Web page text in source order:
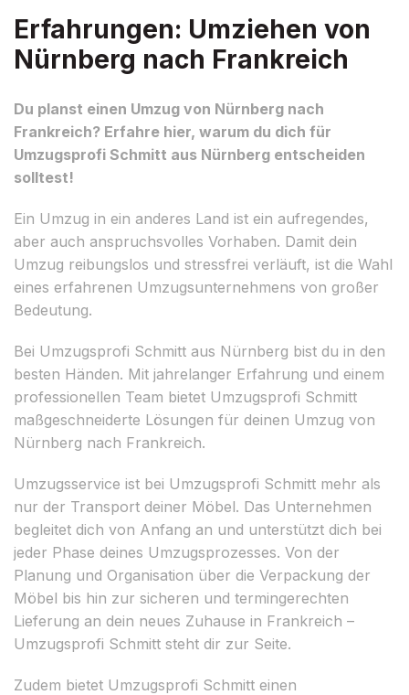
Erfahrungen: Umziehen von
Nürnberg nach Frankreich
Du planst einen Umzug von Nürnberg nach
Frankreich? Erfahre hier, warum du dich für
Umzugsprofi Schmitt aus Nürnberg entscheiden
solltest!
Ein Umzug in ein anderes Land ist ein aufregendes,
aber auch anspruchsvolles Vorhaben. Damit dein
Umzug reibungslos und stressfrei verläuft, ist die Wahl
eines erfahrenen Umzugsunternehmens von großer
Bedeutung.
Bei Umzugsprofi Schmitt aus Nürnberg bist du in den
besten Händen. Mit jahrelanger Erfahrung und einem
professionellen Team bietet Umzugsprofi Schmitt
maßgeschneiderte Lösungen für deinen Umzug von
Nürnberg nach Frankreich.
Umzugsservice ist bei Umzugsprofi Schmitt mehr als
nur der Transport deiner Möbel. Das Unternehmen
begleitet dich von Anfang an und unterstützt dich bei
jeder Phase deines Umzugsprozesses. Von der
Planung und Organisation über die Verpackung der
Möbel bis hin zur sicheren und termingerechten
Lieferung an dein neues Zuhause in Frankreich –
Umzugsprofi Schmitt steht dir zur Seite.
Zudem bietet Umzugsprofi Schmitt einen